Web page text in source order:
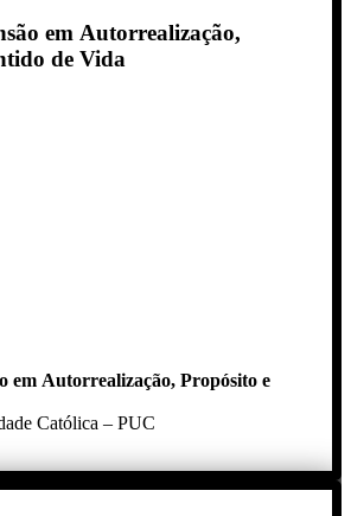
em Autorrealização,
de Vida
em Autorrealização, Propósito e
Católica – PUC